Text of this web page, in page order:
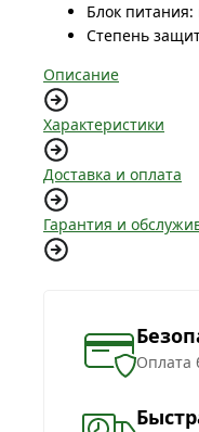
Блок питания:
Степень
Описание
Характеристики
Доставка и оплата
Гарантия и
Оплата